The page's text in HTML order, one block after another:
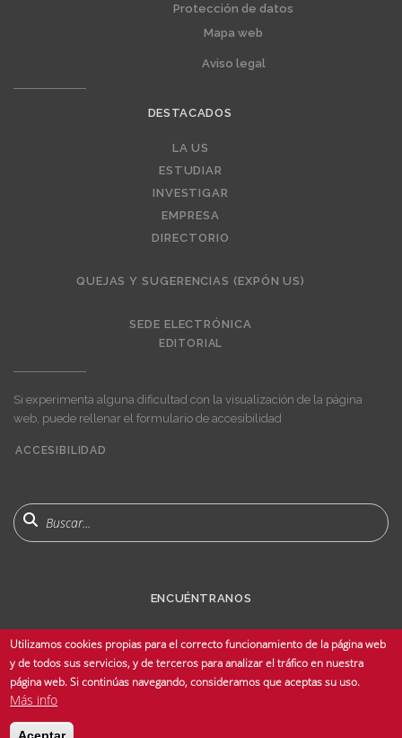
Protección de datos
Mapa web
Aviso legal
DESTACADOS
LA US
ESTUDIAR
INVESTIGAR
EMPRESA
DIRECTORIO
QUEJAS Y SUGERENCIAS (EXPÓN US)
SEDE ELECTRÓNICA
EDITORIAL
Si experimenta alguna dificultad con la visualización de la página
web, puede rellenar el formulario de accesibilidad
menu
ACCESIBILIDAD
Buscar
ENCUÉNTRANOS
© Copyright 2025 Universidad de Sevilla - Todos los derechos reservados -
Utilizamos cookies propias para el correcto funcionamiento de la página web
y de todos sus servicios, y de terceros para analizar el tráfico en nuestra
página web. Si continúas navegando, consideramos que aceptas su uso.
Más info